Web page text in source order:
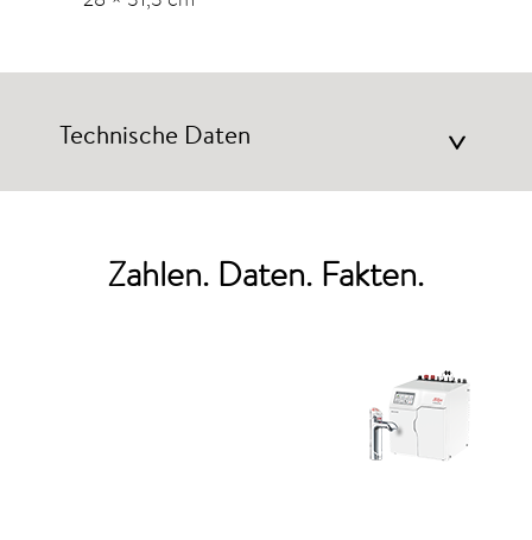
Technische Daten >
Zahlen. Daten. Fakten.